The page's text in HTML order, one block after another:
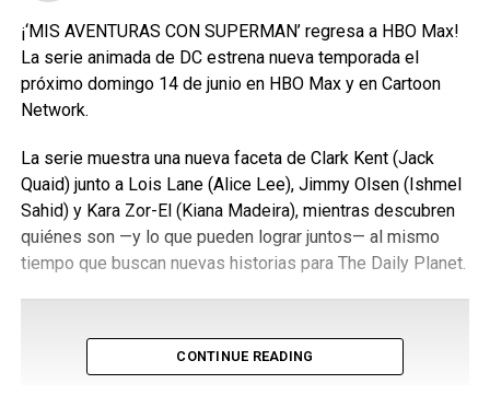
¡‘MIS AVENTURAS CON SUPERMAN’ regresa a HBO Max!
La serie animada de DC estrena nueva temporada el
próximo domingo 14 de junio en HBO Max y en Cartoon
Network.
La serie muestra una nueva faceta de Clark Kent (Jack
Quaid) junto a Lois Lane (Alice Lee), Jimmy Olsen (Ishmel
Sahid) y Kara Zor-El (Kiana Madeira), mientras descubren
quiénes son —y lo que pueden lograr juntos— al mismo
tiempo que buscan nuevas historias para The Daily Planet.
CONTINUE READING